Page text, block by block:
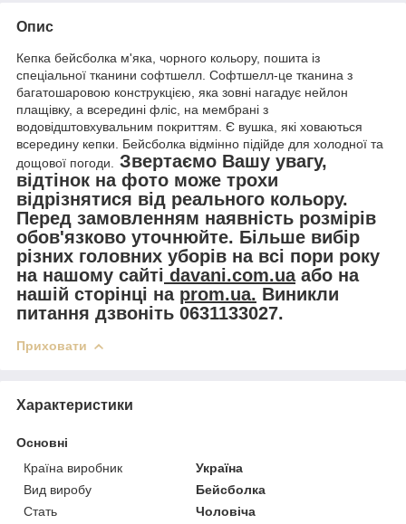
Опис
Кепка бейсболка м'яка, чорного кольору, пошита із
спеціальної тканини софтшелл. Софтшелл-це тканина з
багатошаровою конструкцією, яка зовні нагадує нейлон
плащівку, а всередині фліс, на мембрані з
водовідштовхувальним покриттям. Є вушка, які ховаються
всередину кепки. Бейсболка відмінно підійде для холодної та
дощової погоди.
Звертаємо Вашу увагу,
відтінок на фото може трохи
відрізнятися від реального кольору.
Перед замовленням наявність розмірів
обов'язково уточнюйте. Більше вибір
різних головних уборів на всі пори року
на нашому сайті davani.com.uaабо на
нашій сторінці на prom.ua. Виникли
питання дзвоніть 0631133027.
Приховати
Характеристики
Основні
Країна виробник
Україна
Вид виробу
Бейсболка
Стать
Чоловіча